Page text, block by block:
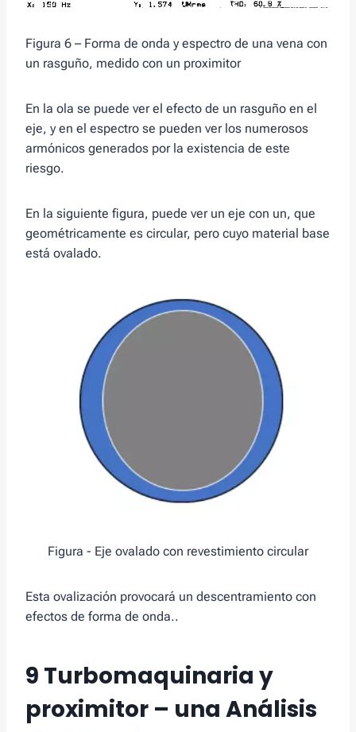
Figura 6 – Forma de onda y espectro de una vena con
un rasguño, medido con un proximitor
En la ola se puede ver el efecto de un rasguño en el
eje, y en el espectro se pueden ver los numerosos
armónicos generados por la existencia de este
riesgo.
En la siguiente figura, puede ver un eje con un, que
geométricamente es circular, pero cuyo material base
está ovalado.
Figura - Eje ovalado con revestimiento circular
Esta ovalización provocará un descentramiento con
efectos de forma de onda..
9 Turbomaquinaria y
proximitor – una Análisis